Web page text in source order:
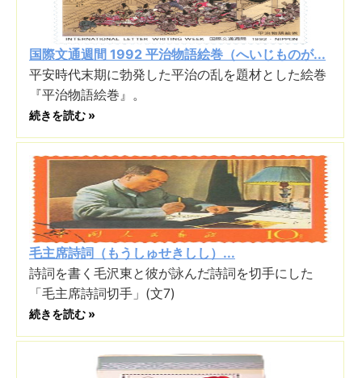
国際文通週間 1992 平治物語絵巻（へいじものが...
平安時代末期に勃発した平治の乱を題材とした絵巻
『平治物語絵巻』。
続きを読む »
毛主席詩詞（もうしゅせきしし）...
詩詞を書く毛沢東と彼が詠んだ詩詞を切手にした
「毛主席詩詞切手」(文7)
続きを読む »